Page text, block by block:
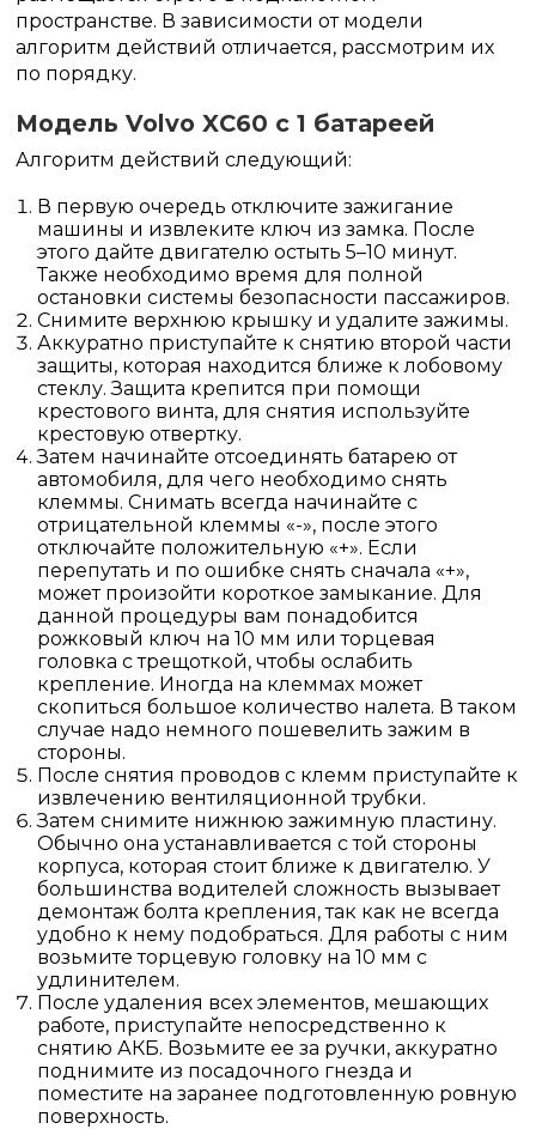
пространстве. В зависимости от модели
алгоритм действий отличается, рассмотрим их
по порядку.
Модель Volvo XC60 с 1 батареей
Алгоритм действий следующий:
В первую очередь отключите зажигание
машины и извлеките ключ из замка. После
этого дайте двигателю остыть 5–10 минут.
Также необходимо время для полной
остановки системы безопасности пассажиров.
Снимите верхнюю крышку и удалите зажимы.
Аккуратно приступайте к снятию второй части
защиты, которая находится ближе к лобовому
стеклу. Защита крепится при помощи
крестового винта, для снятия используйте
крестовую отвертку.
Затем начинайте отсоединять батарею от
автомобиля, для чего необходимо снять
клеммы. Снимать всегда начинайте с
отрицательной клеммы «-», после этого
отключайте положительную «+». Если
перепутать и по ошибке снять сначала «+»,
может произойти короткое замыкание. Для
данной процедуры вам понадобится
рожковый ключ на 10 мм или торцевая
головка с трещоткой, чтобы ослабить
крепление. Иногда на клеммах может
скопиться большое количество налета. В таком
случае надо немного пошевелить зажим в
стороны.
После снятия проводов с клемм приступайте к
извлечению вентиляционной трубки.
Затем снимите нижнюю зажимную пластину.
Обычно она устанавливается с той стороны
корпуса, которая стоит ближе к двигателю. У
большинства водителей сложность вызывает
демонтаж болта крепления, так как не всегда
удобно к нему подобраться. Для работы с ним
возьмите торцевую головку на 10 мм с
удлинителем.
После удаления всех элементов, мешающих
работе, приступайте непосредственно к
снятию АКБ. Возьмите ее за ручки, аккуратно
поднимите из посадочного гнезда и
поместите на заранее подготовленную ровную
поверхность.